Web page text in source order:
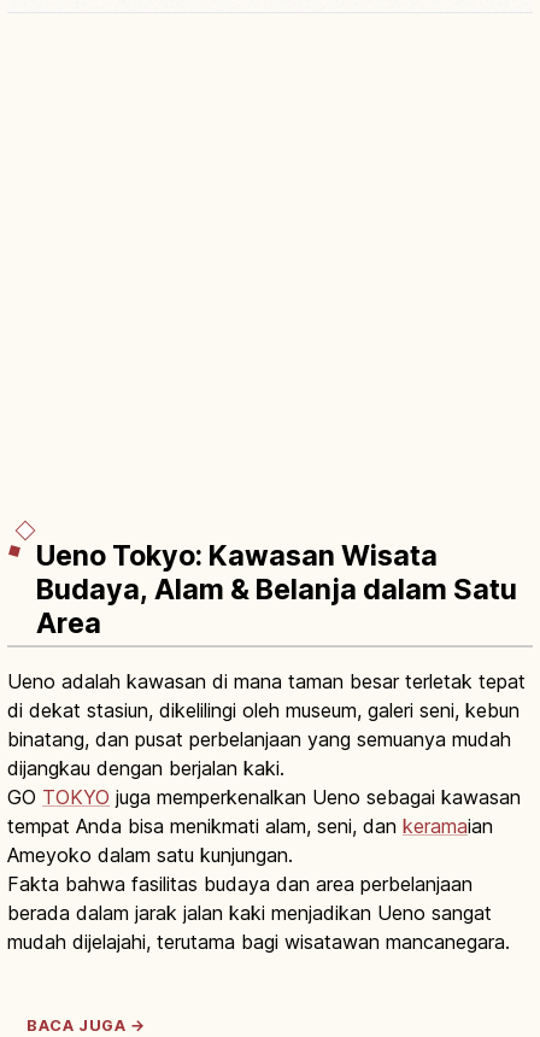
Ueno Tokyo: Kawasan Wisata
Budaya, Alam & Belanja dalam Satu
Area
Ueno adalah kawasan di mana taman besar terletak tepat
di dekat stasiun, dikelilingi oleh museum, galeri seni, kebun
binatang, dan pusat perbelanjaan yang semuanya mudah
dijangkau dengan berjalan kaki.
GO TOKYO juga memperkenalkan Ueno sebagai kawasan
tempat Anda bisa menikmati alam, seni, dan keramaian
Ameyoko dalam satu kunjungan.
Fakta bahwa fasilitas budaya dan area perbelanjaan
berada dalam jarak jalan kaki menjadikan Ueno sangat
mudah dijelajahi, terutama bagi wisatawan mancanegara.
BACA JUGA →